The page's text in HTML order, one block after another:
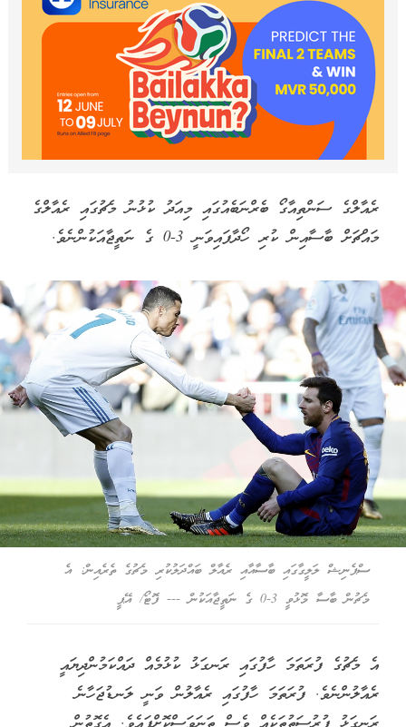
ރެއާލްގެ ސަންތިއާގޯ ބެރްނަބެއުގައި މިއަދު ކުޅުނު މެޗުގައި ރެއާލްގެ
މައްޗަށް ބާސާއިން ކުރި ހޯދާފައިވަނީ 3-0 ގެ ނަތީޖާއަކުންނެވެ.
ސްޕެނިޝް ލަލީގާގައި ބާސާއާއި ރެއާލް ބައްދަލުކުރި މެޗުގެ ތެރެއިން: އެ
މެޗުން ބާސާ މޮޅުވީ 3-0 ގެ ނަތީޖާއަކުން --- ފޮޓޯ/ އޭޕީ
އެ މެޗުގެ ފުރަތަމަ ހާފުގައި ރަނގަޅު ކުޅުމެއް ދައްކަމުންދިޔައީ
ރެއާލުންނެވެ. ފުރަތަމަ ހާފުގައި ރެއާލުން ވަނީ ލަނޑުޖަހާނެ